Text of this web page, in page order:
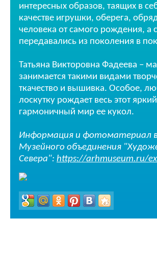
интересных образов, таящих в
качестве игрушки, оберега,
человека от самого рождения, а
передавались из поколения в
Татьяна Викторовна Фадеева –
занимается такими видами
ткачество и вышивка. Особое,
лоскутку рождает весь этот
гармоничный мир ее кукол.
Информация и фотоматериал
Музейного объединения
Севера": https://arhmuseum.ru/